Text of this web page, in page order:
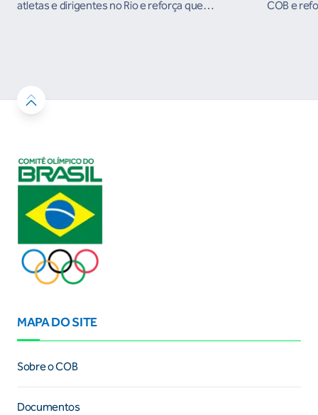
atletas e dirigentes no Rio e reforça que
COB e
MAPA DO SITE
Sobre o COB
Documentos